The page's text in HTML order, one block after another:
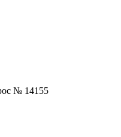
№ 14155